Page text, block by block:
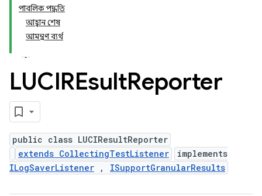
পাবলিক পদ্ধতি
আহ্বান শেষ
আমন্ত্রণ ব্যর্থ
LUCIREsultReporter
public class LUCIResultReporter
extends CollectingTestListener
implements
ILogSaverListener , ISupportGranularResults